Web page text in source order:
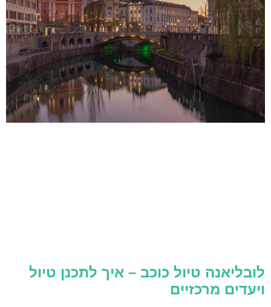
לובליאנה טיול כוכב – איך לתכנן טיול
ויעדים מרכזיים